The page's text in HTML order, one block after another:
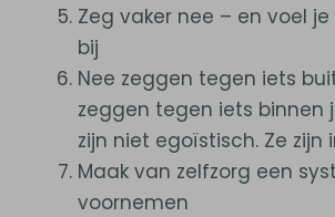
Zeg vaker nee – en voel
bij
Nee zeggen tegen iets
zeggen tegen iets binnen
zijn niet egoïstisch. Ze zijn
Maak van zelfzorg een
voornemen